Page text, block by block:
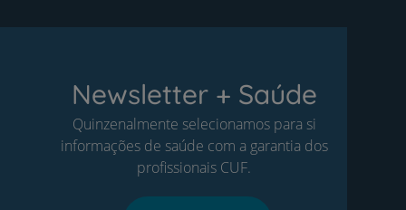
Newsletter + Saúde
Quinzenalmente selecionamos para si
informações de saúde com a garantia dos
profissionais CUF.